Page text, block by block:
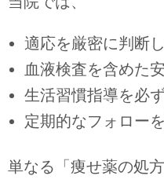
適応を厳密に判断
血液検査を含めた
生活習慣指導を必
定期的なフォロー
単なる「痩せ薬の処